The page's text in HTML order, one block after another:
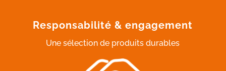
Responsabilité & engagement
Une sélection de produits durables